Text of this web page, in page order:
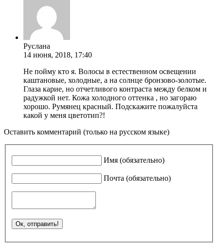
Руслана
14 июня, 2018, 17:40
Не пойму кто я. Волосы в естественном освещении
каштановые, холодные, а на солнце бронзово-золотые.
Глаза карие, но отчетливого контраста между белком и
радужкой нет. Кожа холодного оттенка , но загораю
хорошо. Румянец красный. Подскажите пожалуйста
какой у меня цветотип?!
Оставить комментарий (только на русском языке)
Имя (обязательно)
Почта (обязательно)